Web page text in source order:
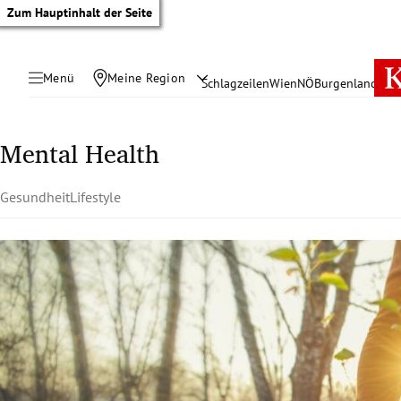
Zum Hauptinhalt der Seite
Menü Meine Region SchlagzeilenWienNÖBurgenland
Untermenü
Untermenü
Mental Health
GesundheitLifestyle